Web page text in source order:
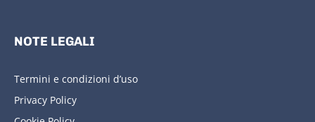
NOTE LEGALI
Termini e condizioni d’uso
Privacy Policy